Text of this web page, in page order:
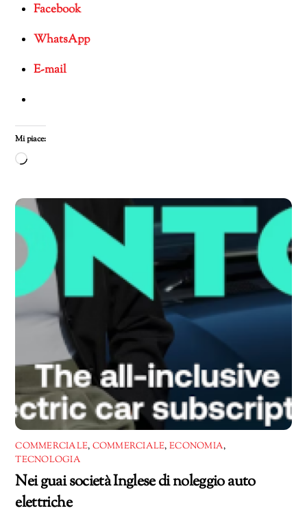
Facebook
WhatsApp
E-mail
Mi piace:
Caricamento
corso…
COMMERCIALE, COMMERCIALE, ECONOMIA,
TECNOLOGIA
Nei guai società Inglese di noleggio auto
elettriche